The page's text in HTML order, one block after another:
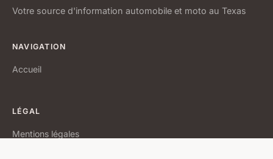
Votre source d'information automobile et moto au Texas
NAVIGATION
Accueil
LÉGAL
Mentions légales